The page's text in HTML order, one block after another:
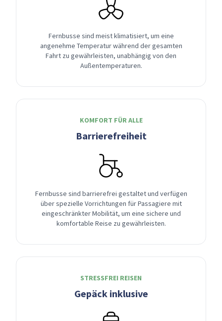
Fernbusse sind meist klimatisiert, um eine
angenehme Temperatur während der gesamten
Fahrt zu gewährleisten, unabhängig von den
Außentemperaturen.
KOMFORT FÜR ALLE
Barrierefreiheit
Fernbusse sind barrierefrei gestaltet und verfügen
über spezielle Vorrichtungen für Passagiere mit
eingeschränkter Mobilität, um eine sichere und
komfortable Reise zu gewährleisten.
STRESSFREI REISEN
Gepäck inklusive